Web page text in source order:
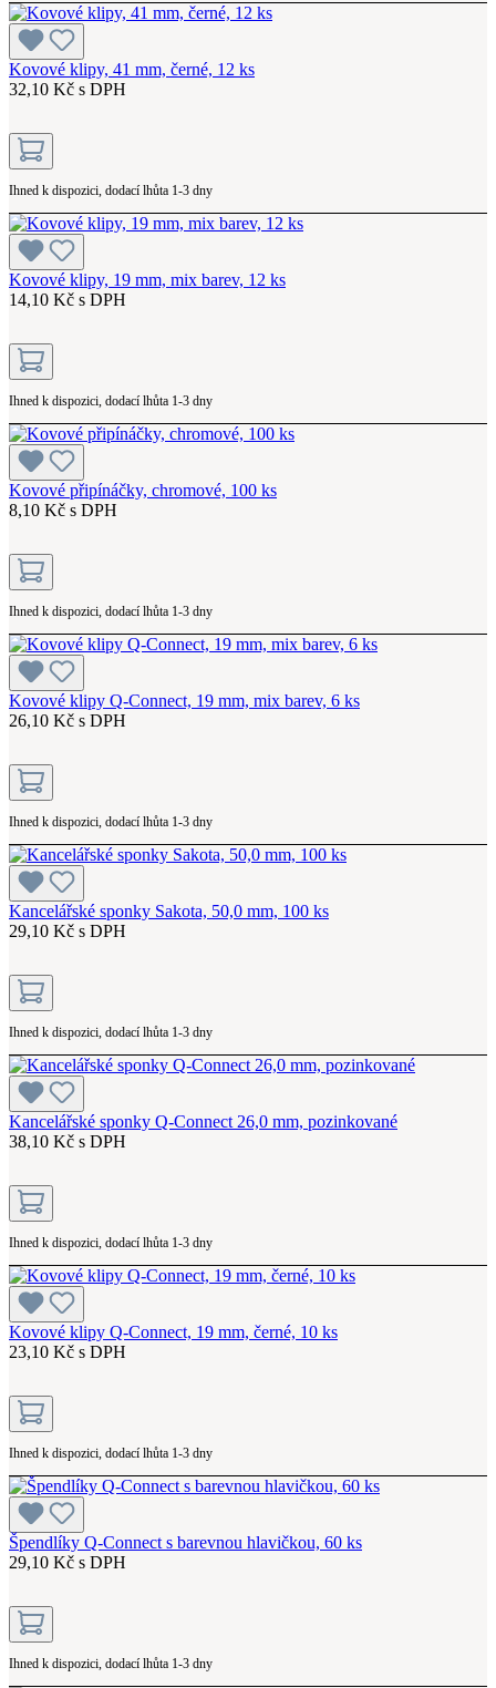
Kovové klipy, 41 mm, černé, 12 ks
32,10 Kč s DPH
Ihned k dispozici, dodací lhůta 1-3 dny
Kovové klipy, 19 mm, mix barev, 12 ks
14,10 Kč s DPH
Ihned k dispozici, dodací lhůta 1-3 dny
Kovové připínáčky, chromové, 100 ks
8,10 Kč s DPH
Ihned k dispozici, dodací lhůta 1-3 dny
Kovové klipy Q-Connect, 19 mm, mix barev, 6 ks
26,10 Kč s DPH
Ihned k dispozici, dodací lhůta 1-3 dny
Kancelářské sponky Sakota, 50,0 mm, 100 ks
29,10 Kč s DPH
Ihned k dispozici, dodací lhůta 1-3 dny
Kancelářské sponky Q-Connect 26,0 mm, pozinkované
38,10 Kč s DPH
Ihned k dispozici, dodací lhůta 1-3 dny
Kovové klipy Q-Connect, 19 mm, černé, 10 ks
23,10 Kč s DPH
Ihned k dispozici, dodací lhůta 1-3 dny
Špendlíky Q-Connect s barevnou hlavičkou, 60 ks
29,10 Kč s DPH
Ihned k dispozici, dodací lhůta 1-3 dny